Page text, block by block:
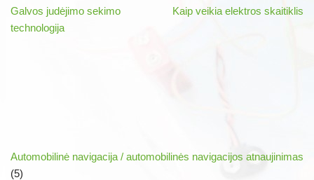
Galvos judėjimo sekimo
technologija
Kaip veikia elektros skaitiklis
Automobilinė navigacija / automobilinės navigacijos atnaujinimas
(5)